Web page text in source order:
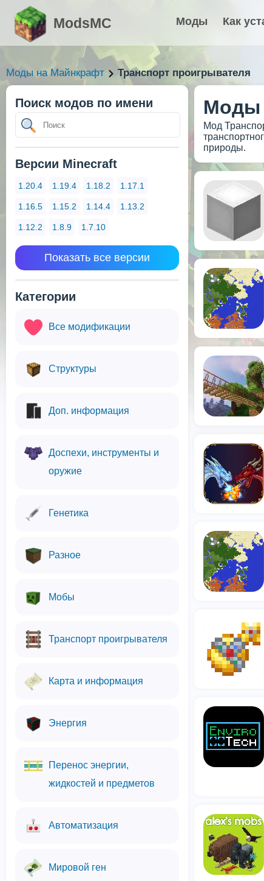
ModsMC Моды Как
Моды на Майнкрафт Транспорт проигрывателя
Поиск модов по имени
Версии Minecraft
1.20.4 1.19.4 1.18.2 1.17.1
1.16.5 1.15.2 1.14.4 1.13.2
1.12.2 1.8.9 1.7.10
Показать все версии
Категории
Все модификации
Структуры
Доп. информация
Доспехи, инструменты и
оружие
Генетика
Разное
Мобы
Транспорт проигрывателя
Карта и информация
Энергия
Перенос энергии,
жидкостей и предметов
Автоматизация
Мировой ген
Моды
Мод
природы.